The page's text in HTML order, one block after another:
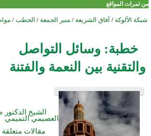
من ثمرات المواقع
شبكة الألوكة / آفاق الشريعة / منبر الجمعة / الخطب /
خطبة: وسائل التواصل
والتقنية بين النعمة والفتنة
الشيخ
العصيمي التميمي
مقالات متعلقة